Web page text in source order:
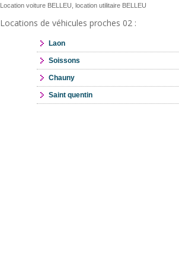
Location voiture BELLEU, location utilitaire BELLEU
Locations de véhicules proches 02 :
Laon
Soissons
Chauny
Saint quentin